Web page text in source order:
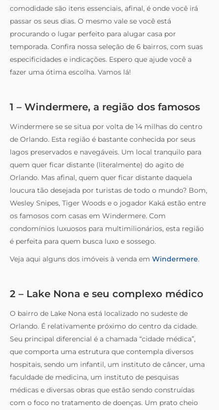
comodidade são itens essenciais, afinal, é onde você irá
passar os seus dias. O mesmo vale se você está
procurando o lugar perfeito para alugar casa por
temporada. Confira nossa seleção de 6 bairros, com suas
especificidades e indicações. Espero que ajude você a
fazer uma ótima escolha. Vamos lá!
1 – Windermere, a região dos famosos
Windermere se se situa por volta de 14 milhas do centro
de Orlando. Esta região é bastante conhecida por seus
lagos preservados e navegáveis. Um local tranquilo para
quem quer ficar distante (literalmente) do agito de
Orlando. Mas afinal, quem quer ficar distante daquela
loucura tão desejada por turistas de todo o mundo? Bom,
Wesley Snipes, Tiger Woods e o jogador Kaká estão entre
os famosos com casas em Windermere. Com
condomínios luxuosos para multimilionários, esta região
é perfeita para quem busca luxo e sossego.
Veja aqui alguns dos imóveis à venda em Windermere.
2 – Lake Nona e seu complexo médico
O bairro de Lake Nona está localizado no sudeste de
Orlando. É relativamente próximo do centro da cidade.
Seu principal diferencial é a chamada “cidade médica”,
que comporta uma estrutura que contempla diversos
hospitais, sendo um infantil, um instituto de câncer, uma
faculdade de medicina, um instituto de pesquisas
médicas e diversas obras que estão sendo construídas
com o foco no tratamento de doenças. Um prato cheio